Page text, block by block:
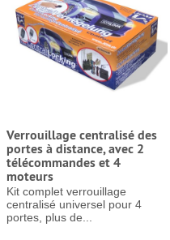
Verrouillage centralisé des
portes à distance, avec 2
télécommandes et 4
moteurs
Kit complet verrouillage
centralisé universel pour 4
portes, plus de...